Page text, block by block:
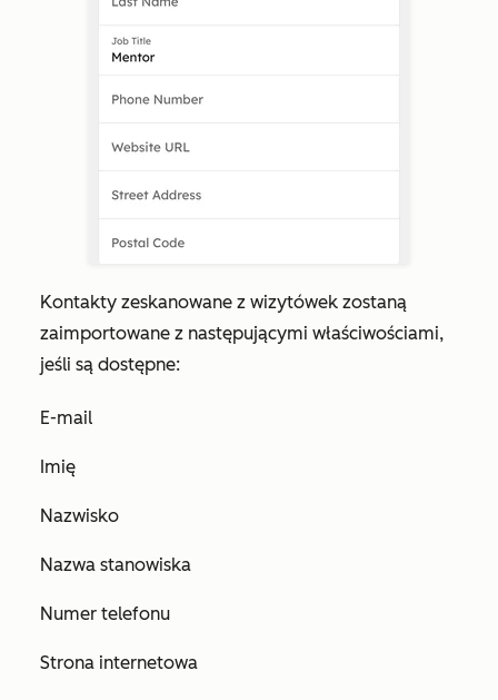
Kontakty zeskanowane z wizytówek zostaną
zaimportowane z następującymi właściwościami,
jeśli są dostępne:
E-mail
Imię
Nazwisko
Nazwa stanowiska
Numer telefonu
Strona internetowa